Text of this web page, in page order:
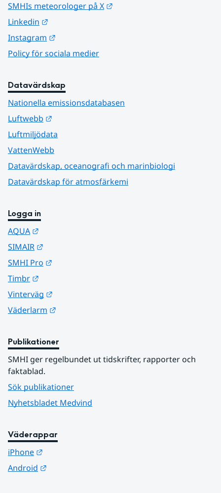
SMHIs meteorologer på X
Linkedin
Instagram
Policy för sociala medier
Datavärdskap
Nationella emissionsdatabasen
Luftwebb
Luftmiljödata
VattenWebb
Datavärdskap, oceanografi och marinbiologi
Datavärdskap för atmosfärkemi
Logga in
AQUA
SIMAIR
SMHI Pro
Timbr
Vinterväg
Väderlarm
Publikationer
SMHI ger regelbundet ut tidskrifter, rapporter och
faktablad.
Sök publikationer
Nyhetsbladet Medvind
Väderappar
iPhone
Android